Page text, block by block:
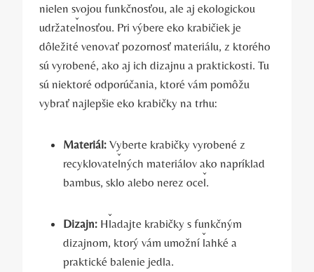
nielen svojou funkčnosťou, ale aj ekologickou
udržateľnosťou. Pri výbere eko krabičiek je
dôležité venovať pozornosť materiálu, z ktorého
sú vyrobené, ako aj ich dizajnu a praktickosti. Tu
sú niektoré odporúčania, ktoré vám pomôžu
vybrať najlepšie eko krabičky na trhu:
Materiál: Vyberte krabičky vyrobené z
recyklovateľných materiálov ako napríklad
bambus, sklo alebo nerez oceľ.
Dizajn: Hľadajte krabičky s funkčným
dizajnom, ktorý vám umožní ľahké a
praktické balenie jedla.